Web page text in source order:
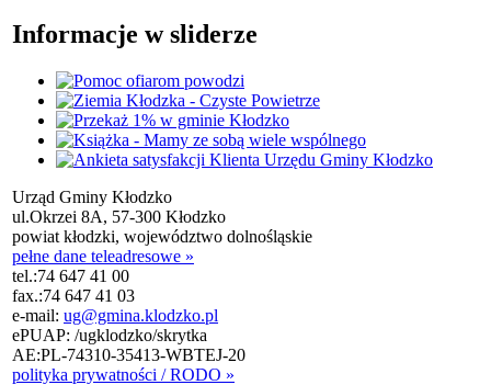
Informacje w sliderze
Urząd Gminy Kłodzko
ul.Okrzei 8A, 57-300 Kłodzko
powiat kłodzki, województwo dolnośląskie
pełne dane teleadresowe »
tel.:74 647 41 00
fax.:74 647 41 03
e-mail: ug@gmina.klodzko.pl
ePUAP: /ugklodzko/skrytka
AE:PL-74310-35413-WBTEJ-20
polityka prywatności / RODO »